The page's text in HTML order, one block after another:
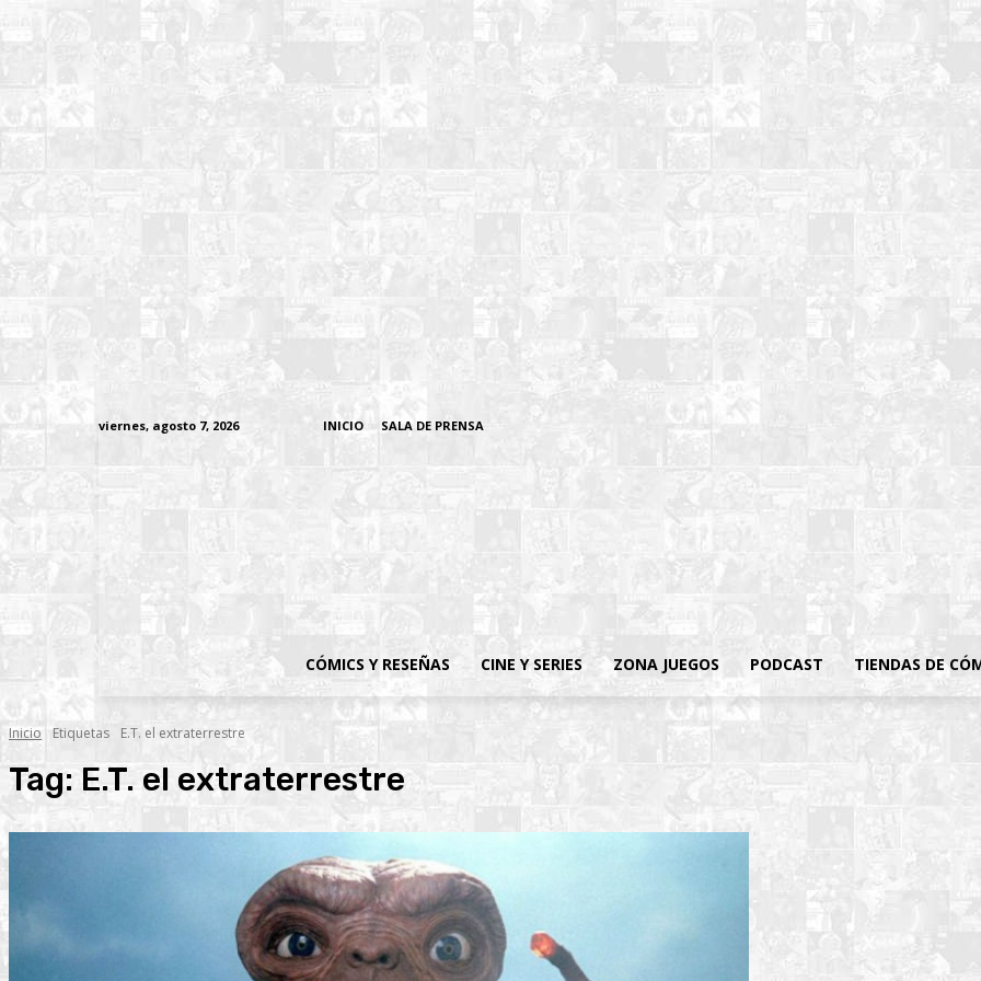
viernes, agosto 7, 2026 INICIO SALA DE PRENSA
CÓMICS Y RESEÑAS CINE Y SERIES ZONA JUEGOS PODCAST TIENDAS DE
Inicio Etiquetas E.T. el extraterrestre
Tag: E.T. el extraterrestre